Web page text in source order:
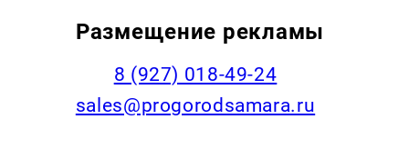
Размещение рекламы
8 (927) 018-49-24
sales@progorodsamara.ru